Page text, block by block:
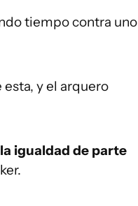
tiempo contra uno
y el arquero
igualdad de parte